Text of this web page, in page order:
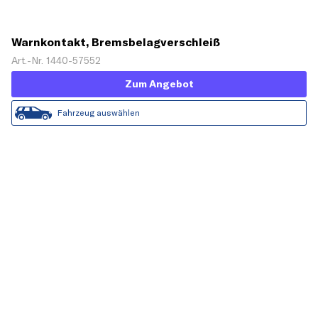
Warnkontakt, Bremsbelagverschleiß
Art.-Nr. 1440-57552
Zum Angebot
Fahrzeug auswählen